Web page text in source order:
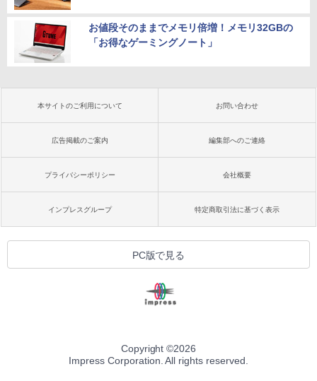
お値段そのままでメモリ倍増！メモリ32GBの
「お得なゲーミングノート」
本サイトのご利用について お問い合わせ
広告掲載のご案内 編集部へのご連絡
プライバシーポリシー 会社概要
インプレスグループ 特定商取引法に基づく表示
PC版で見る
Copyright ©2026
Impress Corporation. All rights reserved.